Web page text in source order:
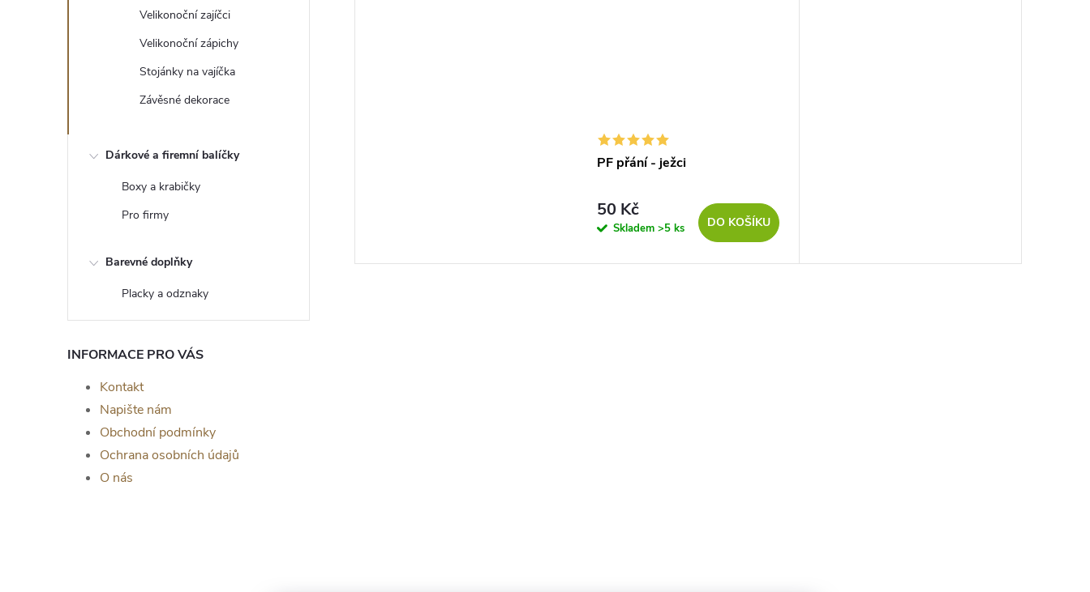
Velikonoční zajíčci
Velikonoční zápichy
Stojánky na vajíčka
Závěsné dekorace
Dárkové a firemní balíčky
Boxy a krabičky
Pro firmy
Barevné doplňky
Placky a odznaky
INFORMACE PRO VÁS
Kontakt
Napište nám
Obchodní podmínky
Ochrana osobních údajů
O nás
PF přání - ježci
50 Kč
Skladem >5 ks DO KOŠÍKU